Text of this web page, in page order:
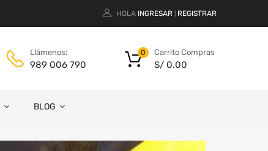
HOLA INGRESAR REGISTRAR
Llámenos:
989 006 790
Carrito Compras
S/ 0.00
0
BLOG